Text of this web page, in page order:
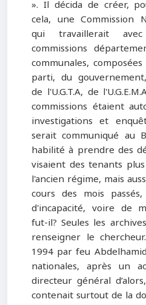
». Il décida de créer,
cela, une Commission
qui travaillerait
commissions
communales,
parti, du
de l'U.G.T.A, de
commissions étaient
investigations et
serait communiqué au
habilité à prendre des
visaient des tenants
l'ancien régime, mais
cours des mois
d'incapacité, voire de
fut-il? Seules les
renseigner le
1994 par feu
nationales, après un
directeur général
contenait surtout de la